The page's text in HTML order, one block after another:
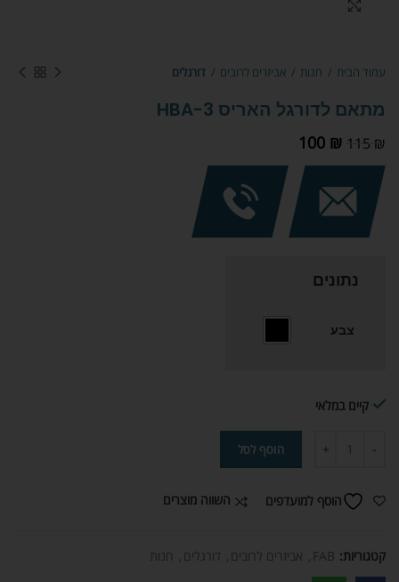
עמוד הבית חנות אביזרים לרובים דורגלים
מתאם לדורגל האריס HBA-3
115 ₪
100 ₪
נתונים
צבע
קיים במלאי
הוסף לסל
הוסף למועדפים השווה מוצרים
קטגוריות: FAB אביזרים לרובים דורגלים חנות